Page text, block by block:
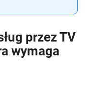
przez TV
wymaga